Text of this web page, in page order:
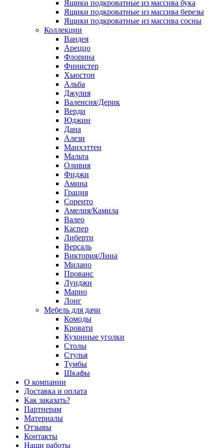
Ящики подкроватные из массива бука
Ящики подкроватные из массива березы
Ящики подкроватные из массива сосны
Коллекции
Вандея
Ареццо
Флорина
Финистер
Хьюстон
Альба
Джулия
Валенсия/Дерик
Верди
Юджин
Дана
Алези
Манхэттен
Мальта
Оливия
Фиджи
Амина
Грация
Соренто
Амелия/Камила
Валео
Каспер
Либерти
Версаль
Виктория/Лина
Милано
Прованс
Луиджи
Марио
Лонг
Мебель для дачи
Комоды
Кровати
Кухонные уголки
Столы
Стулья
Тумбы
Шкафы
О компании
Доставка и оплата
Как заказать?
Партнерам
Материалы
Отзывы
Контакты
Наши работы